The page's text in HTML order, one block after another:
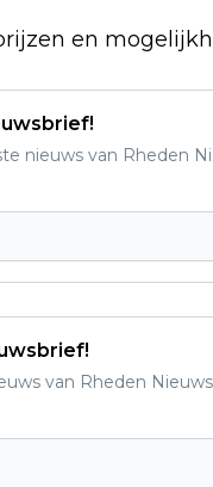
en
nieuws van Rheden
van Rheden